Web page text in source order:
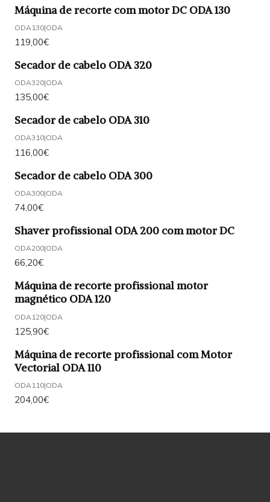
Máquina de recorte com motor DC ODA 130
ODA130|ODA
119,00€
Secador de cabelo ODA 320
ODA320|ODA
135,00€
Secador de cabelo ODA 310
ODA310|ODA
116,00€
Secador de cabelo ODA 300
ODA300|ODA
74,00€
Shaver profissional ODA 200 com motor DC
ODA200|ODA
66,20€
Máquina de recorte profissional motor
magnético ODA 120
ODA120|ODA
125,90€
Máquina de recorte profissional com Motor
Vectorial ODA 110
ODA110|ODA
204,00€